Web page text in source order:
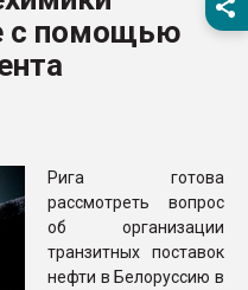
28.07.2026
ситуацией на
с помощью
Рига готова
рассмотреть вопрос
об организации
транзитных поставок
нефти в Белоруссию в